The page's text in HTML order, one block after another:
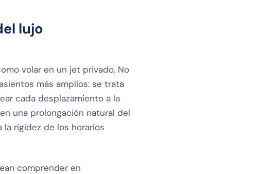
lujo
volar en un jet privado. No
más amplios: se trata
cada desplazamiento a la
una prolongación natural del
rigidez de los horarios
comprender en